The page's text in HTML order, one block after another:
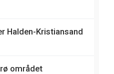
Halden-Kristiansand
området